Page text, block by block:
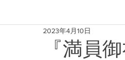
『満員
2023年4月10日